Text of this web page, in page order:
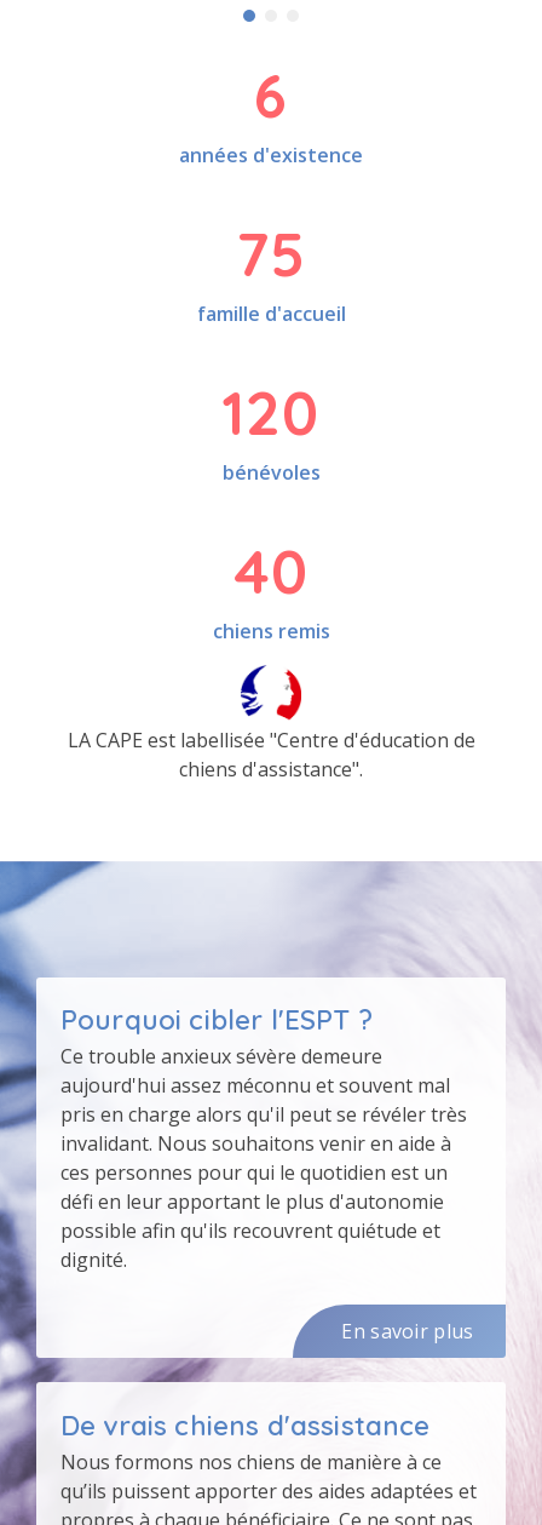
6
années d'existence
75
famille d'accueil
120
bénévoles
40
chiens remis
LA CAPE est labellisée "Centre d'éducation de
chiens d'assistance".
Pourquoi cibler l'ESPT ?
Ce trouble anxieux sévère demeure
aujourd'hui assez méconnu et souvent mal
pris en charge alors qu'il peut se révéler très
invalidant. Nous souhaitons venir en aide à
ces personnes pour qui le quotidien est un
défi en leur apportant le plus d'autonomie
possible afin qu'ils recouvrent quiétude et
dignité.
En savoir plus
De vrais chiens d'assistance
Nous formons nos chiens de manière à ce
qu’ils puissent apporter des aides adaptées et
propres à chaque bénéficiaire. Ce ne sont pas